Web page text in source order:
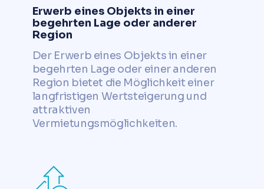
Erwerb eines Objekts in einer
begehrten Lage oder anderer
Region
Der Erwerb eines Objekts in einer
begehrten Lage oder einer anderen
Region bietet die Möglichkeit einer
langfristigen Wertsteigerung und
attraktiven
Vermietungsmöglichkeiten.